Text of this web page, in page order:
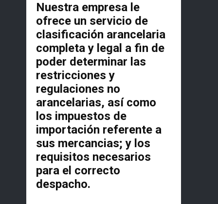
Nuestra empresa le
ofrece un servicio de
clasificación arancelaria
completa y legal a fin de
poder determinar las
restricciones y
regulaciones no
arancelarias, así como
los impuestos de
importación referente a
sus mercancias; y los
requisitos necesarios
para el correcto
despacho.